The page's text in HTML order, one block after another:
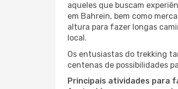
aqueles que buscam
em Bahrein, bem como
altura para fazer longas
local.
Os entusiastas do trekking
centenas de possibilidades
Principais atividades para